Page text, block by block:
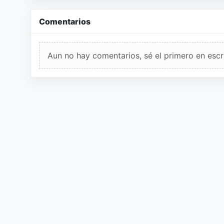
Comentarios
Aun no hay comentarios, sé el primero en